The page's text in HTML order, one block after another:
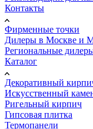
Контакты
Фирменные точки
Дилеры в Москве и
Региональные
Каталог
Декоративный
Искусственный
Ригельный кирпич
Гипсовая плитка
Термопанели